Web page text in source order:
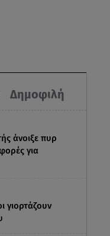
Δημοφιλή
άνοιξε πυρ
για
γιορτάζουν